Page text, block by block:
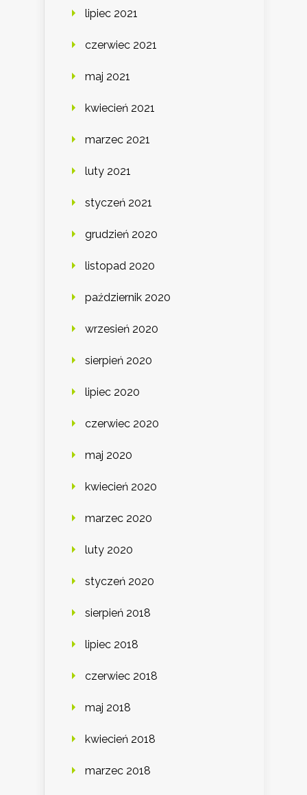
lipiec 2021
czerwiec 2021
maj 2021
kwiecień 2021
marzec 2021
luty 2021
styczeń 2021
grudzień 2020
listopad 2020
październik 2020
wrzesień 2020
sierpień 2020
lipiec 2020
czerwiec 2020
maj 2020
kwiecień 2020
marzec 2020
luty 2020
styczeń 2020
sierpień 2018
lipiec 2018
czerwiec 2018
maj 2018
kwiecień 2018
marzec 2018